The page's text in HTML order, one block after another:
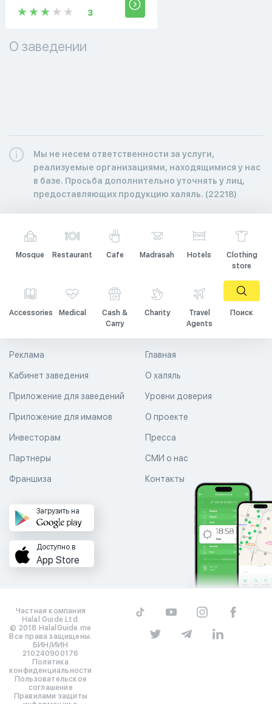
3
О заведении
Мы не несем ответственности за услуги,
реализуемые организациями, находящимися у нас
в базе. Просьба дополнительно уточнять у лиц,
предоставляющих продукцию халяль. (22218)
Mosque Restaurant Cafe Madrasah Hotels
Clothing
store
Accessories Medical
Cash &
Carry
Charity
Travel
Agents
Поиск
Главная
О халяль
Уровни доверия
Реклама
Кабинет заведения
Приложение для заведений
Приложение для имамов О проекте
Пресса
СМИ о нас
Контакты
Инвесторам
Партнеры
Франшиза
Загрузить на
Доступно в
App Store
Частная компания
Halal Guide Ltd.
© 2018 HalalGuide.me
Все права защищены.
БИН/ИИН
210240900176
Политика
конфиденциальности
Пользовательское
соглашение
Правилами защиты